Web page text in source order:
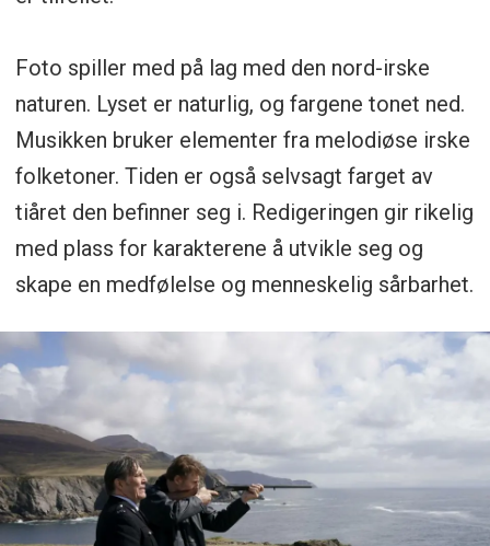
Foto spiller med på lag med den nord-irske
naturen. Lyset er naturlig, og fargene tonet ned.
Musikken bruker elementer fra melodiøse irske
folketoner. Tiden er også selvsagt farget av
tiåret den befinner seg i. Redigeringen gir rikelig
med plass for karakterene å utvikle seg og
skape en medfølelse og menneskelig sårbarhet.